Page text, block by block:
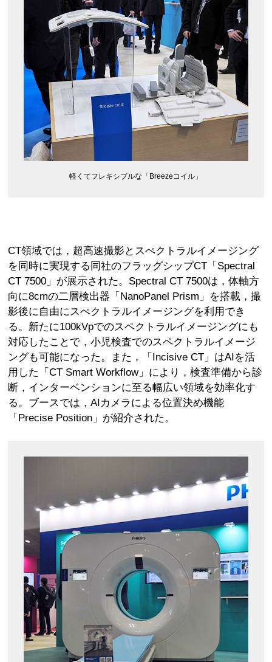
軽くてフレキシブルな「Breezeコイル」
CT領域では，超高速撮影とスぺクトラルイメージング
を同時に実現する同社のフラッグシップCT「Spectral
CT 7500」が展示された。Spectral CT 7500は，体軸方
向に8cmの二層検出器「NanoPanel Prism」を搭載，撮
影後に自由にスぺクトラルイメージングを利用でき
る。新たに100kVpでのスペクトラルイメージングにも
対応したことで，小児検査でのスペクトラルイメージ
ングも可能になった。また，「Incisive CT」はAIを活
用した「CT Smart Workflow」により，検査準備から診
断，インターベンションに至る幅広い領域を効率化す
る。ブースでは，AIカメラによる位置決め機能
「Precise Position」が紹介された。